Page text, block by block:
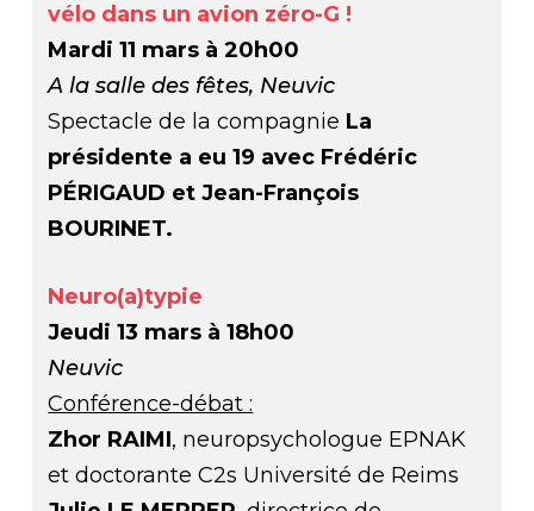
vélo dans un avion zéro-G !
Mardi 11 mars à 20h00
A la salle des fêtes, Neuvic
Spectacle de la compagnie La
présidente a eu 19 avec Frédéric
PÉRIGAUD et Jean-François
BOURINET.
Neuro(a)typie
Jeudi 13 mars à 18h00
Neuvic
Conférence-débat :
Zhor RAIMI, neuropsychologue EPNAK
et doctorante C2s Université de Reims